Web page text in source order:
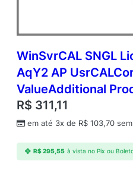
WinSvrCAL SNGL
AqY2 AP
ValueAdditional
R$ 311,11
em até 3x de R$ 103,70
R$295,55 à vista no Pix ou